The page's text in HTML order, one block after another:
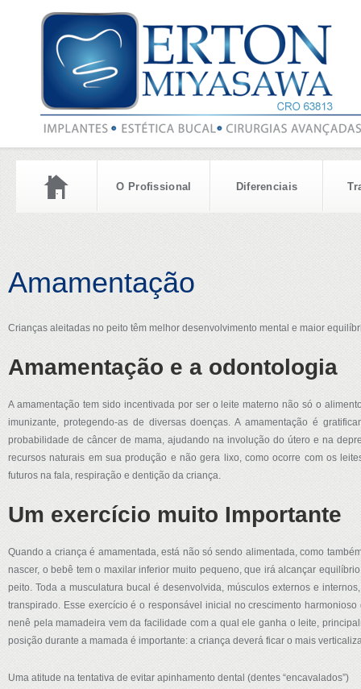
O Profissional Diferenciais
Amamentação
Crianças aleitadas no peito têm melhor desenvolvimento mental e maior
Amamentação e a odontologia
A amamentação tem sido incentivada por ser o leite materno não só o
imunizante, protegendo-as de diversas doenças. A amamentação é
probabilidade de câncer de mama, ajudando na involução do útero e na
recursos naturais em sua produção e não gera lixo, como ocorre com os
futuros na fala, respiração e dentição da criança.
Um exercício muito Importante
Quando a criança é amamentada, está não só sendo alimentada, como
nascer, o bebê tem o maxilar inferior muito pequeno, que irá alcançar
peito. Toda a musculatura bucal é desenvolvida, músculos externos e
transpirado. Esse exercício é o responsável inicial no crescimento
nenê pela mamadeira vem da facilidade com a qual ele ganha o leite,
posição durante a mamada é importante: a criança deverá ficar o mais
Uma atitude na tentativa de evitar apinhamento dental (dentes “encavalados”)